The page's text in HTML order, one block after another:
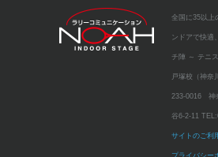
全国に35以上
ンドアで快適
チ陣 ～ テニ
戸塚校（神奈
233-0016 神
谷6-2-11 TEL:
サイトのご利
プライバシー